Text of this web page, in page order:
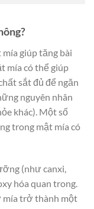
giúp tăng bài
mía có thể giúp
sắt đủ để ngăn
nguyên nhân
khác). Một số
trong mật mía có
(như canxi,
hóa quan trong.
mía trở thành một